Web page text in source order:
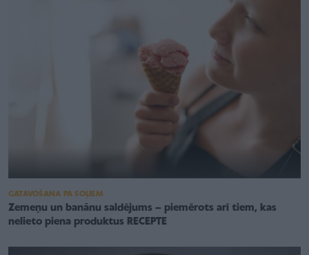
GATAVOŠANA PA SOĻIEM
Zemeņu un banānu saldējums – piemērots arī tiem, kas
nelieto piena produktus RECEPTE